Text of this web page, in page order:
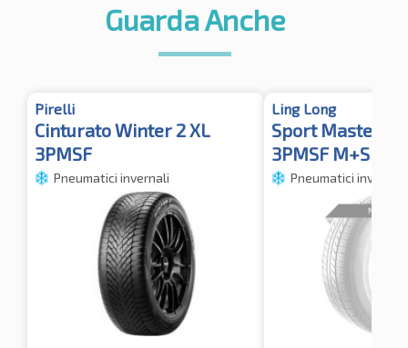
Guarda Anche
Pirelli
Cinturato Winter 2 XL
3PMSF
Pneumatici invernali
Ling Long
Sport Master
3PMSF M+S
Pneumatici invernali